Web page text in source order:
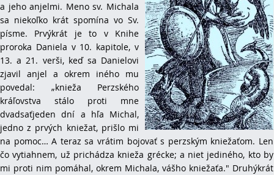
a jeho anjelmi. Meno sv. Michala
sa niekoľko krát spomína vo Sv.
písme. Prvýkrát je to v Knihe
proroka Daniela v 10. kapitole, v
13. a 21. verši, keď sa Danielovi
zjavil anjel a okrem iného mu
povedal: „knieža Perzského
kráľovstva stálo proti mne
dvadsaťjeden dní a hľa Michal,
jedno z prvých kniežat, prišlo mi
na pomoc… A teraz sa vrátim bojovať s perzským kniežaťom. Len
čo vytiahnem, už prichádza knieža grécke; a niet jediného, kto by
mi proti nim pomáhal, okrem Michala, vášho kniežaťa." Druhýkrát